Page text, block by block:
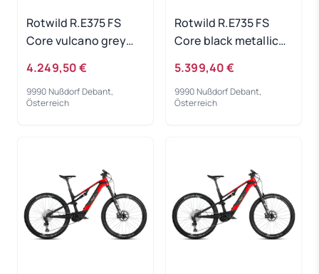
Rotwild R.E375 FS
Core vulcano grey
4.249,50 €
9990 Nußdorf Debant,
Österreich
Rotwild R.E735 FS
Core black metallic
5.399,40 €
9990 Nußdorf Debant,
Österreich